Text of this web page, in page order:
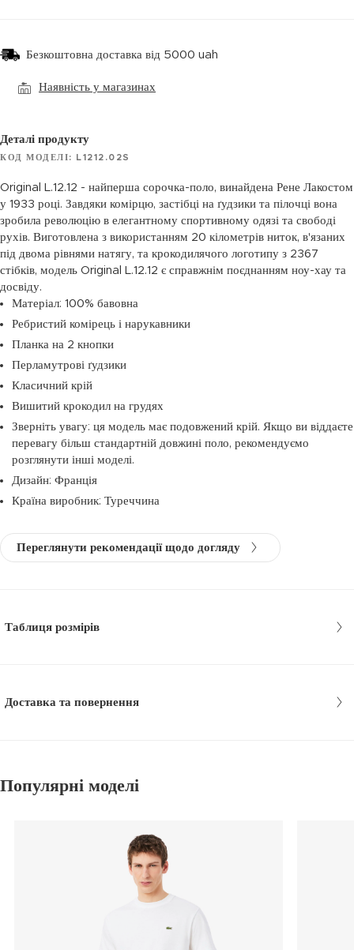
Безкоштовна доставка від 5000 uah
Наявність у магазинах
Деталі продукту
КОД МОДЕЛІ: L1212.02S
Original L.12.12 - найперша сорочка-поло, винайдена Рене Лакостом
у 1933 році. Завдяки комірцю, застібці на ґудзики та пілочці вона
зробила революцію в елегантному спортивному одязі та свободі
рухів. Виготовлена з використанням 20 кілометрів ниток, в'язаних
під двома рівнями натягу, та крокодилячого логотипу з 2367
стібків, модель Original L.12.12 є справжнім поєднанням ноу-хау та
досвіду.
Матеріал: 100% бавовна
Ребристий комірець і нарукавники
Планка на 2 кнопки
Перламутрові ґудзики
Класичний крій
Вишитий крокодил на грудях
Зверніть увагу: ця модель має подовжений крій. Якщо ви віддаєте
перевагу більш стандартній довжині поло, рекомендуємо
розглянути інші моделі.
Дизайн: Франція
Країна виробник: Туреччина
Переглянути рекомендації щодо догляду
Таблиця розмірів
Доставка та повернення
Популярні моделі